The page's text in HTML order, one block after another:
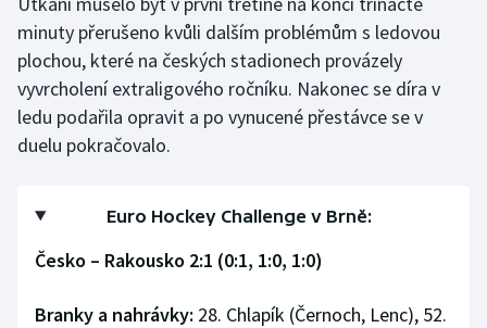
minuty přerušeno kvůli dalším problémům s ledovou
plochou, které na českých stadionech provázely
vyvrcholení extraligového ročníku. Nakonec se díra v
ledu podařila opravit a po vynucené přestávce se v
duelu pokračovalo.
Euro Hockey Challenge v Brně:
Česko – Rakousko 2:1 (0:1, 1:0, 1:0)
Branky a nahrávky: 28. Chlapík (Černoch, Lenc), 52.